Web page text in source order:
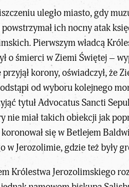
uległo miasto, gdy
ich nocny atak
Pierwszym władcą
o śmierci w Ziemi Świętej –
przyjął korony, oświadczył, że
od wyboru kolejnego
tytuł Advocatus Sancti
nie miał takich obiekcji jak
się w Betlejem
w Jerozolimie, gdzie też były
Królestwa Jerozolimskiego